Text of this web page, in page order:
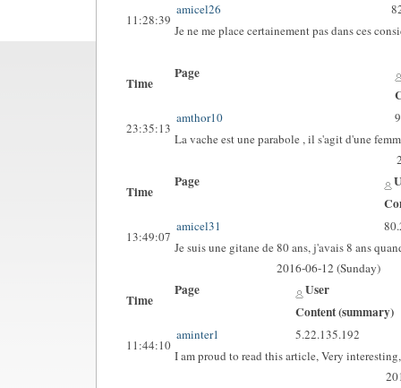
11:28:39
amicel26
Je ne me place certainement pas dans ces
Time
Page
23:35:13
amthor10
La vache est une parabole , il s'agit d'une
Time
Page
13:49:07
amicel31
Je suis une gitane de 80 ans, j'avais 8 ans
2016-06-12 (Sunday)
Time
Page
User
Content (summary)
11:44:10
aminter1
5.22.135.192
I am proud to read this article, Very